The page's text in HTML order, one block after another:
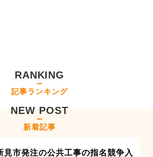
RANKING
記事ランキング
NEW POST
新着記事
見市発注の公共工事の指名競争入